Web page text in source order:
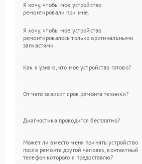
Я хочу, чтобы мое устройство
ремонтировали при мне.
Я хочу, чтобы мое устройство
ремонтировалось только оригинальными
запчастями.
Как я узнаю, что мое устройство готово?
От чего зависит срок ремонта техники?
Диагностика проводится бесплатно?
Может ли вместо меня принять устройство
после ремонта другой человек, контактный
телефон которого я предоставлю?